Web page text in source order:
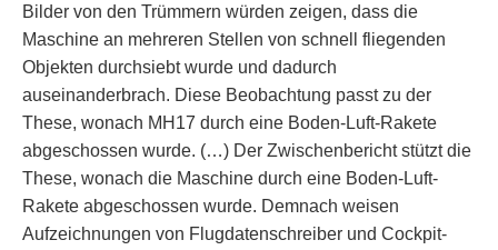
Bilder von den Trümmern würden zeigen, dass die
Maschine an mehreren Stellen von schnell fliegenden
Objekten durchsiebt wurde und dadurch
auseinanderbrach. Diese Beobachtung passt zu der
These, wonach MH17 durch eine Boden-Luft-Rakete
abgeschossen wurde. (…) Der Zwischenbericht stützt die
These, wonach die Maschine durch eine Boden-Luft-
Rakete abgeschossen wurde. Demnach weisen
Aufzeichnungen von Flugdatenschreiber und Cockpit-